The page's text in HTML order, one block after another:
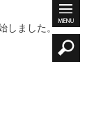
しました。